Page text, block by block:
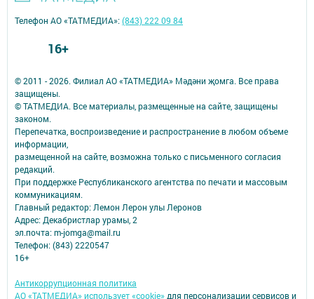
© 2011 - 2026. Филиал АО «ТАТМЕДИА» Мәдәни җомга. Все права
защищены.
© ТАТМЕДИА. Все материалы, размещенные на сайте, защищены
законом.
Перепечатка, воспроизведение и распространение в любом объеме
информации,
размещенной на сайте, возможна только с письменного согласия
редакций.
При поддержке Республиканского агентства по печати и массовым
коммуникациям.
Главный редактор: Лемон Лерон улы Леронов
Адрес: Декабристлар урамы, 2
эл.почта: m-jomga@mail.ru
Телефон: (843) 2220547
16+
Антикоррупционная политика
АО «ТАТМЕДИА» использует «cookie»для персонализации сервисов и
Телефон АО «ТАТМЕДИА»:(843) 222 09 84
16+